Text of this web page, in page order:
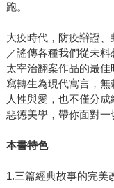
跑。
大疫時代，防疫辯證
／謠傳各種我們從未
太宰治翻案作品的最
寫轉生為現代寓言，無
人性與愛，也不僅分
惡德美學，帶你面對一
本書特色
1.三篇經典故事的完美